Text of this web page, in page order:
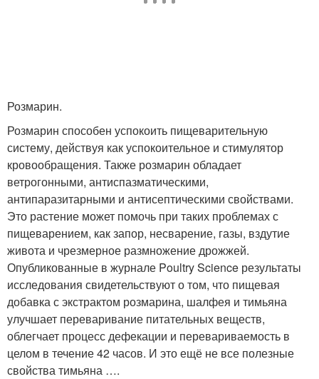
Розмарин.
Розмарин способен успокоить пищеварительную
систему, действуя как успокоительное и стимулятор
кровообращения. Также розмарин обладает
ветрогонными, антиспазматическими,
антипаразитарными и антисептическими свойствами.
Это растение может помочь при таких проблемах с
пищеварением, как запор, несварение, газы, вздутие
живота и чрезмерное размножение дрожжей.
Опубликованные в журнале Poultry Science результаты
исследования свидетельствуют о том, что пищевая
добавка с экстрактом розмарина, шалфея и тимьяна
улучшает переваривание питательных веществ,
облегчает процесс дефекации и перевариваемость в
целом в течение 42 часов. И это ещё не все полезные
свойства тимьяна ….